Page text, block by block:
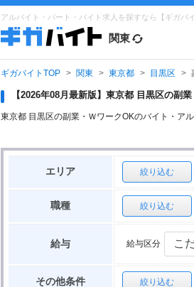
アルバイト・パート・バイト求人を探すなら【ギガバイ
関東
ギガバイトTOP 関東 東京都 目黒区
【2026年08月最新版】東京都 目黒区の副
東京都 目黒区の副業・ＷワークOKのバイト・ア
エリア 絞り込む
職種 絞り込む
給与 給与区分
その他条件 絞り込む